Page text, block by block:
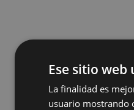
Ese sitio web
La finalidad es
usuario mostrando